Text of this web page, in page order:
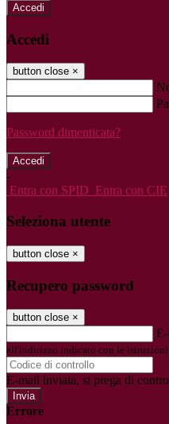
Accedi
Accedi
button close ×
Password dimenticata?
-
Entra con SPID Entra con CIE
Seleziona utente
button close ×
Recupero password
button close ×
all'indirizzo indicato con le istruzioni
E-mail inviata, si prega di
Errore